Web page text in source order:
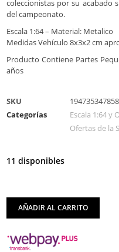
coleccionistas por su acabado
del campeonato.
Escala 1:64 – Material: Metalico
Medidas Vehículo 8x3x2 cm
Producto Contiene Partes
años
SKU
Categorías
Escala 1:64 y
Ofertas de la
11 disponibles
AÑADIR AL CARRITO